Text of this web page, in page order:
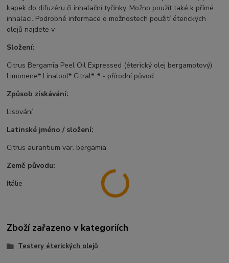
kapek do difuzéru či inhalační tyčinky. Možno použít také k přímé
inhalaci. Podrobné informace o možnostech použití éterických
olejů najdete v
Složení:
Citrus Bergamia Peel Oil Expressed (éterický olej bergamotový)
Limonene* Linalool* Citral*. * - přírodní původ
Způsob získávání:
Lisování
Latinské jméno / složení:
Citrus aurantium var. bergamia
Země původu:
Itálie
Zboží zařazeno v kategoriích
Testery éterických olejů